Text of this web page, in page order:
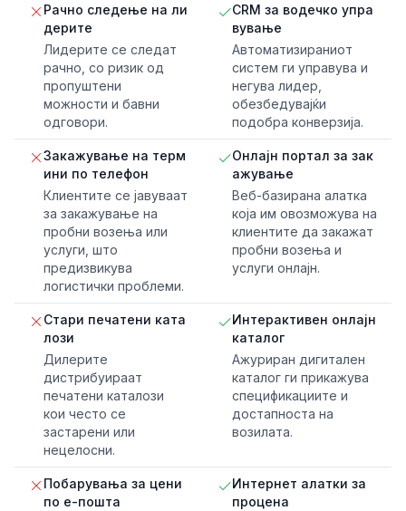
Рачно следење на ли
дерите
Лидерите се следат
рачно, со ризик од
пропуштени
можности и бавни
одговори.
CRM за водечко упра
вување
Автоматизираниот
систем ги управува и
негува лидер,
обезбедувајќи
подобра конверзија.
Закажување на терм
ини по телефон
Клиентите се јавуваат
за закажување на
пробни возења или
услуги, што
предизвикува
логистички проблеми.
Онлајн портал за зак
ажување
Веб-базирана алатка
која им овозможува на
клиентите да закажат
пробни возења и
услуги онлајн.
Стари печатени ката
лози
Дилерите
дистрибуираат
печатени каталози
кои често се
застарени или
нецелосни.
Интерактивен онлајн
каталог
Ажуриран дигитален
каталог ги прикажува
спецификациите и
достапноста на
возилата.
Побарувања за цени
по е-пошта
Интернет алатки за
процена